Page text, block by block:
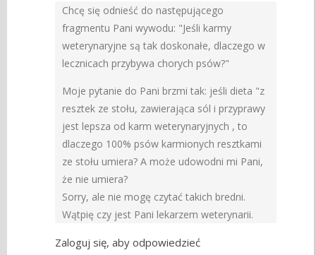
Chcę się odnieść do następującego
fragmentu Pani wywodu: "Jeśli karmy
weterynaryjne są tak doskonałe, dlaczego w
lecznicach przybywa chorych psów?"
Moje pytanie do Pani brzmi tak: jeśli dieta "z
resztek ze stołu, zawierająca sól i przyprawy
jest lepsza od karm weterynaryjnych , to
dlaczego 100% psów karmionych resztkami
ze stołu umiera? A może udowodni mi Pani,
że nie umiera?
Sorry, ale nie mogę czytać takich bredni.
Wątpię czy jest Pani lekarzem weterynarii.
Zaloguj się, aby odpowiedzieć